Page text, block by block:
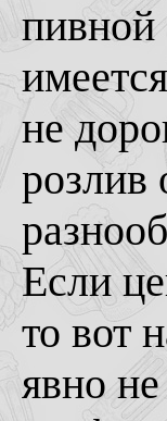
пивной
не
розлив
Если
то вот
явно